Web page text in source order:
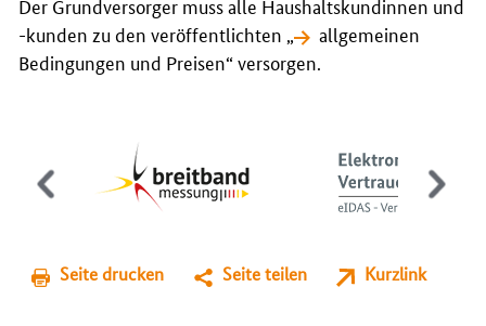
Der Grundversorger muss alle Haushaltskundinnen und
-kunden zu den veröffentlichten „
allgemeinen
Bedingungen und Preisen“ versorgen.
Seite drucken Seite teilen Kurzlink